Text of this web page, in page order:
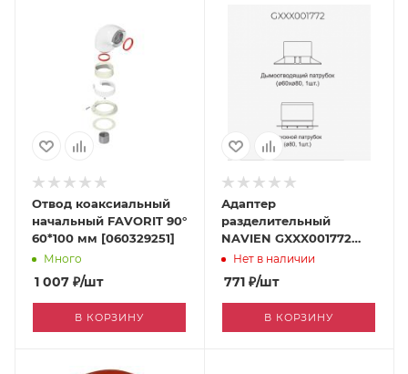
Отвод коаксиальный
начальный FAVORIT 90°
60*100 мм [060329251]
Много
1 007 ₽/шт
В КОРЗИНУ
Адаптер
разделительный
NAVIEN GXXX001772
[060310870]
Нет в наличии
771 ₽/шт
В КОРЗИНУ